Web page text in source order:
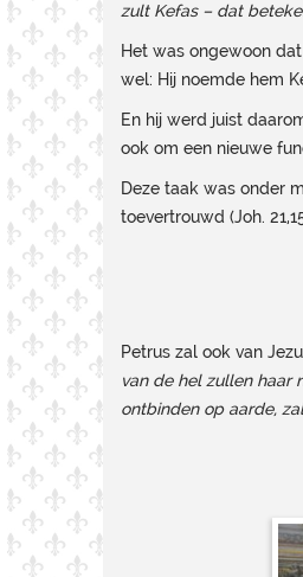
zult Kefas – dat
Het was ongewoon
wel: Hij noemde hem
En hij werd juist
ook om een nieuwe
Deze taak was onder
toevertrouwd (Joh.
Petrus zal ook van
van de hel zullen haar
ontbinden op aarde,